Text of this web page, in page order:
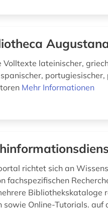
lateinischer,
Mehr Informationen
richtet sich an
fachspezifischen
Bibliothekskataloge
sowie Online-Tutorials. auf